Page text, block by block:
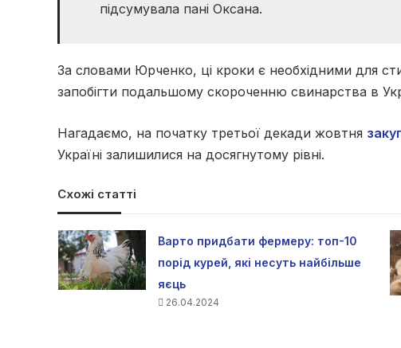
підсумувала пані Оксана.
За словами Юрченко, ці кроки є необхідними для
запобігти подальшому скороченню свинарства в
Нагадаємо, на початку третьої декади жовтня
Україні залишилися на досягнутому рівні.
Схожі статті
Варто придбати фермеру: топ-10
порід курей, які несуть найбільше
яєць
26.04.2024